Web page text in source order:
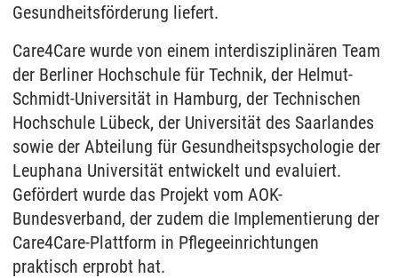
Gesundheitsförderung liefert.
Care4Care wurde von einem interdisziplinären Team
der Berliner Hochschule für Technik, der Helmut-
Schmidt-Universität in Hamburg, der Technischen
Hochschule Lübeck, der Universität des Saarlandes
sowie der Abteilung für Gesundheitspsychologie der
Leuphana Universität entwickelt und evaluiert.
Gefördert wurde das Projekt vom AOK-
Bundesverband, der zudem die Implementierung der
Care4Care-Plattform in Pflegeeinrichtungen
praktisch erprobt hat.